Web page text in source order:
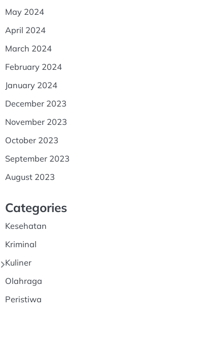
May 2024
April 2024
March 2024
February 2024
January 2024
December 2023
November 2023
October 2023
September 2023
August 2023
Categories
Kesehatan
Kriminal
Kuliner
Olahraga
Peristiwa